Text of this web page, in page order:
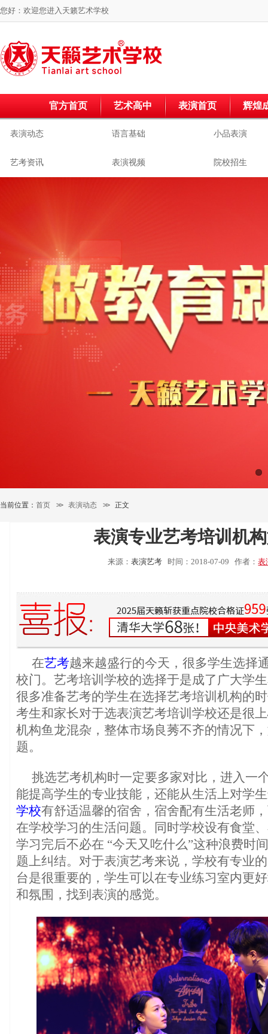
您好：欢迎您进入 天籁艺术学校
官方首页 艺术高中 表演首页 辉煌
表演动态 语言基础 小品表演
艺考资讯 表演视频 院校招生
当前位置： 首页 >> 表演动态 >> 正文
表演专业艺考培训机
来源：表演艺考 时间：2018-07-09 作者：表
在艺考越来越盛行的今天，很多学生选择
校门。艺考培训学校的选择于是成了广大学
很多准备艺考的学生在选择艺考培训机构的
考生和家长对于选表演艺考培训学校还是很
机构鱼龙混杂，整体市场良莠不齐的情况下
题。
挑选艺考机构时一定要多家对比，进入一
能提高学生的专业技能，还能从生活上对学
学校有舒适温馨的宿舍，宿舍配有生活老师
在学校学习的生活问题。同时学校设有食堂
学习完后不必在 “今天又吃什么”这种浪费时
题上纠结。对于表演艺考来说，学校有专业
台是很重要的，学生可以在专业练习室内更
和氛围，找到表演的感觉。